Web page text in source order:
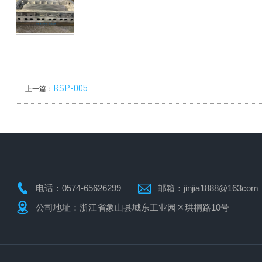
上一篇： RSP-005
电话： 0574-65626299 邮箱： jinjia1888@163com
公司地址： 浙江省象山县城东工业园区珙桐路10号